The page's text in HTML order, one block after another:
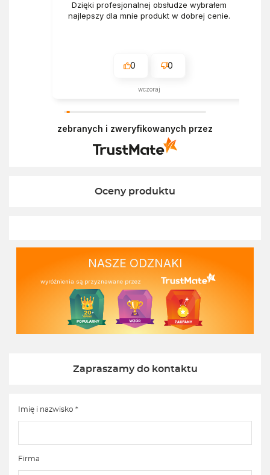
Dzięki profesjonalnej obsłudze wybrałem
najlepszy dla mnie produkt w dobrej cenie.
0 0
wczoraj
zebranych i zweryfikowanych przez
Oceny produktu
NASZE ODZNAKI
wyróżnienia są przyznawane przez
Zapraszamy do kontaktu
Imię i nazwisko *
Firma